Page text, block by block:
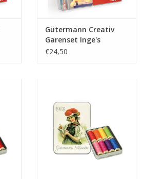
Gütermann Creativ
Garenset Inge's
allesnaaigaren col 1
€24,50